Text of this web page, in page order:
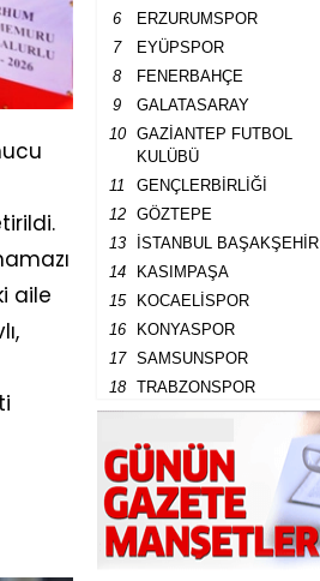
aile
6
ERZURUMSPOR
7
EYÜPSPOR
8
FENERBAHÇE
9
GALATASARAY
10
GAZİANTEP FUTBOL
KULÜBÜ
11 GENÇLERBİRLİĞİ
12
GÖZTEPE
13
İSTANBUL BAŞAKŞEHİR
14
KASIMPAŞA
15
KOCAELİSPOR
16
KONYASPOR
17
SAMSUNSPOR
18
TRABZONSPOR